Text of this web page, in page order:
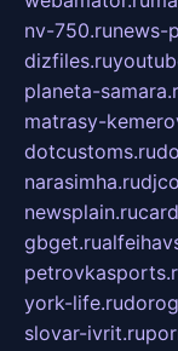
nv-750.runews-
dizfiles.ru
planeta-
matrasy-
dotcustoms.ru
narasimha.ru
newsplain.ru
gbget.ru
york-life.ru
slovar-ivrit.ru